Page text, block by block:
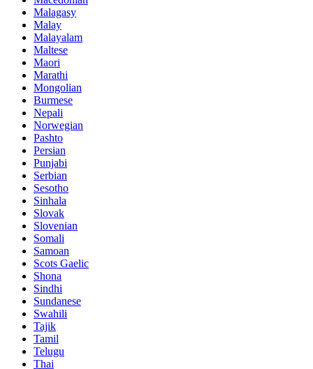
Malagasy
Malay
Malayalam
Maltese
Maori
Marathi
Mongolian
Burmese
Nepali
Norwegian
Pashto
Persian
Punjabi
Serbian
Sesotho
Sinhala
Slovak
Slovenian
Somali
Samoan
Scots Gaelic
Shona
Sindhi
Sundanese
Swahili
Tajik
Tamil
Telugu
Thai